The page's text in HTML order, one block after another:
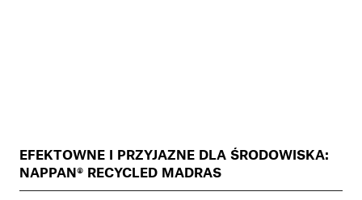
EFEKTOWNE I PRZYJAZNE DLA ŚRODOWISKA:
NAPPAN® RECYCLED MADRAS